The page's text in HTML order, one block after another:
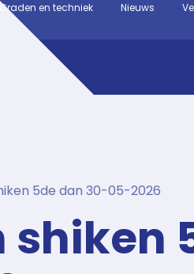
Graden en techniek Nieuws
5de dan 30-05-2026
shiken